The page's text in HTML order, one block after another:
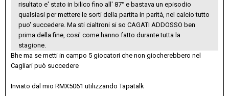
risultato e' stato in bilico fino all' 87° e bastava un episodio
qualsiasi per mettere le sorti della partita in parità, nel calcio tutto
puo' succedere. Ma sti cialtroni si so CAGATI ADDOSSO ben
prima della fine, cosi' come hanno fatto durante tutta la
stagione.
Bhe ma se metti in campo 5 giocatori che non giocherebbero nel
Cagliari può succedere
Inviato dal mio RMX5061 utilizzando Tapatalk